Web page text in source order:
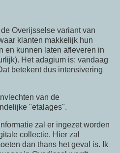
Overijsselse variant van
klanten makkelijk hun
en kunnen laten afleveren in
Het adagium is: vandaag
betekent dus intensivering
van de
"etalages".
zal er ingezet worden
collectie. Hier zal
dan thans het geval is. Ik